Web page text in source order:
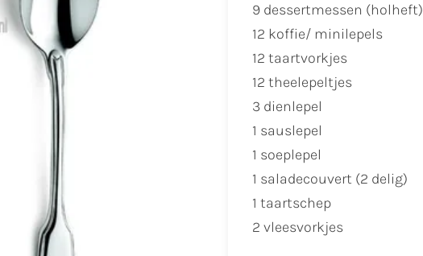
9 dessertmessen (holheft)
12 koffie/ minilepels
12 taartvorkjes
12 theelepeltjes
3 dienlepel
1 sauslepel
1 soeplepel
1 saladecouvert (2 delig)
1 taartschep
2 vleesvorkjes